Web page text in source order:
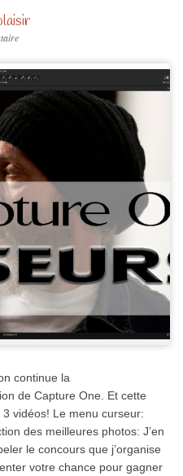
continue la
de Capture One. Et cette
vidéos! Le menu curseur:
des meilleures photos: J’en
le concours que j’organise
votre chance pour gagner